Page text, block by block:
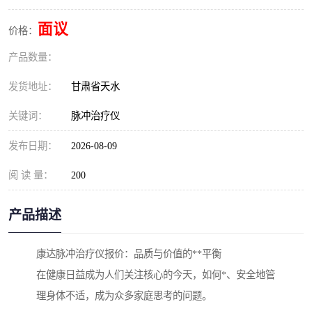
价格： 面议
产品数量：
发货地址： 甘肃省天水
关键词： 脉冲治疗仪
发布日期： 2026-08-09
阅 读 量： 200
产品描述
康达脉冲治疗仪报价：品质与价值的**平衡
在健康日益成为人们关注核心的今天，如何*、安全地管
理身体不适，成为众多家庭思考的问题。